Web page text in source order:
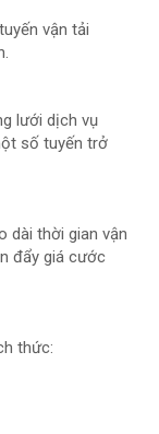
vận tải
lưới dịch vụ
số tuyến trở
dài thời gian vận
đẩy giá cước
thức: